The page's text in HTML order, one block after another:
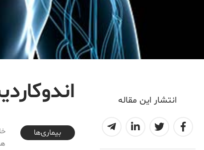
انتشار این مقاله
07-04T02:00:41+04:30
بیماری‌ها